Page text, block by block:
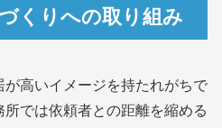
くりへの取り組み
高いイメージを持たれがちで
では依頼者との距離を縮める